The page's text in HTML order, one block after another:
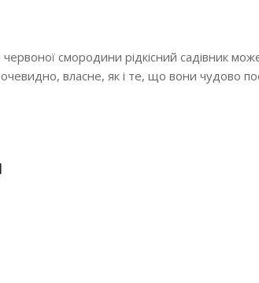
смородини рідкісний садівник
очевидно, власне, як і те, що вони чудово